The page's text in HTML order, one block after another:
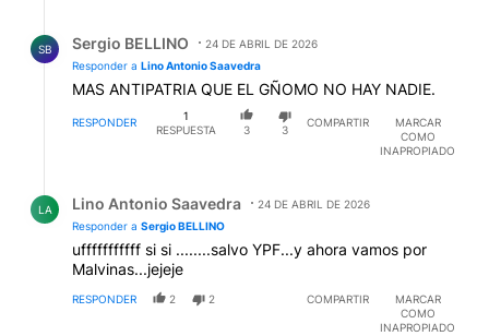
SB Sergio BELLINO
24 DE ABRIL DE 2026
Responder a Lino Antonio Saavedra
MAS ANTIPATRIA QUE EL GÑOMO NO HAY NADIE.
RESPONDER
1
RESPUESTA
3 3
COMPARTIR
MARCAR
COMO
INAPROPIADO
LA Lino Antonio Saavedra
24 DE ABRIL DE 2026
Responder a Sergio BELLINO
ufffffffffff si si ........salvo YPF...y ahora vamos por
Malvinas...jejeje
RESPONDER 2 2 COMPARTIR
MARCAR
COMO
INAPROPIADO